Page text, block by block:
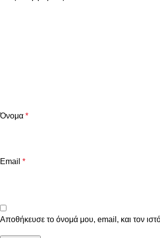
Όνομα *
Email *
Αποθήκευσε το όνομά μου, email, και τον